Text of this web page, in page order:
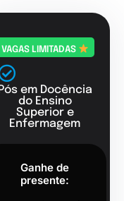
VAGAS LIMITADAS
Pós em Docência
do Ensino
Superior e
Enfermagem
Ganhe de
presente: